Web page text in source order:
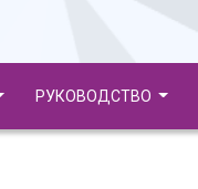
РУКОВОДСТВО